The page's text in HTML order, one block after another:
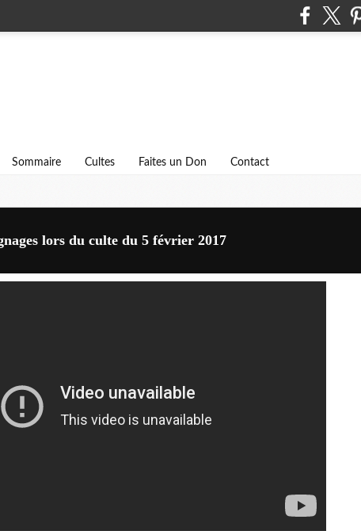
Sommaire Cultes Faites un Don Contact
lors du culte du 5 février 2017